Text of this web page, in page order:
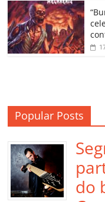
Popular Posts
do